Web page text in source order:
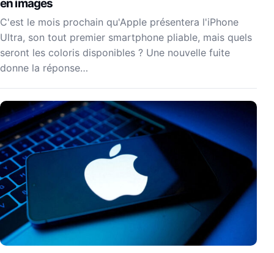
en images
C'est le mois prochain qu'Apple présentera l'iPhone
Ultra, son tout premier smartphone pliable, mais quels
seront les coloris disponibles ? Une nouvelle fuite
donne la réponse…